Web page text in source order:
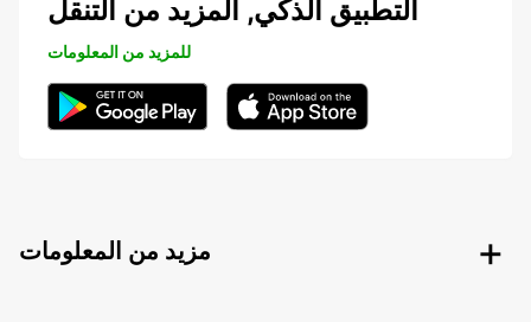
التطبيق الذكي, المزيد من التنقل
للمزيد من المعلومات
مزيد من المعلومات